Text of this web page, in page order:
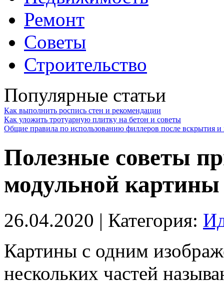
Ремонт
Советы
Строительство
Популярные статьи
Как выполнить роспись стен и рекомендации
Как уложить тротуарную плитку на бетон и советы
Общие правила по использованию филлеров после вскрытия и
Полезные советы
модульной
26.04.2020 | Категория:
Картины с одним
нескольких частей